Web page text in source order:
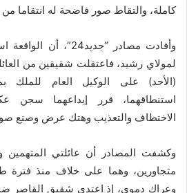
كاملة، والتقاط صور فاضحة له انتقاما من
وأفادت مصادر
لمولاي رشيد، فاعتقلت شقيقين من
(الأحد) على الوكيل العام للملك
استنطاقهما، قرر إيداعهما سجن
الاختطاف والتعذيب وهتك عرض وصنع
وكشفت المصادر أن عائلتي المتهمين
متجاورين، وهما على خلاف منذ فترة
وعراك دموي، إذ اعتدى شقيق القاصر